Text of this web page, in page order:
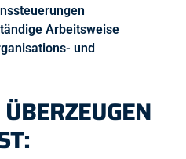
Arbeitsweise
und